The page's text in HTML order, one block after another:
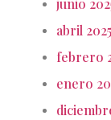
junio
abril 2025
febrero
enero